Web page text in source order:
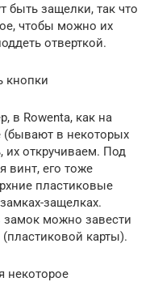
быть защелки, так что
чтобы можно их
отверткой.
кнопки
в Rowenta, как на
(бывают в некоторых
их откручиваем. Под
винт, его тоже
пластиковые
защелках.
можно завести
карты).
некоторое